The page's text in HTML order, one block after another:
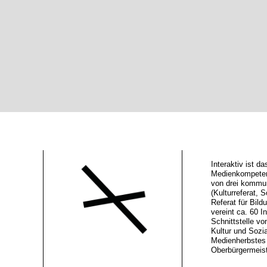
Interaktiv ist
von drei
(Kulturreferat,
Referat für
vereint ca. 60
Schnittstelle
Kultur und